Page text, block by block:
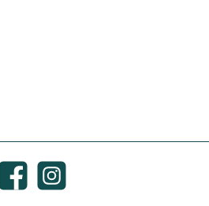
FacebookInstagram